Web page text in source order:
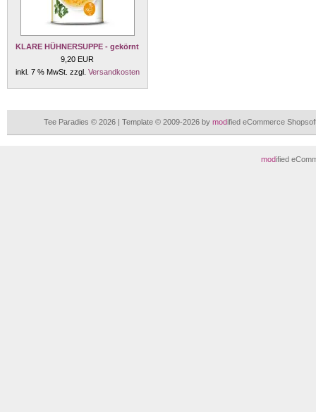
KLARE HÜHNERSUPPE - gekörnt
9,20 EUR
inkl. 7 % MwSt. zzgl. Versandkosten
Tee Paradies © 2026 | Template © 2009-2026 by modified eCommerce
modified